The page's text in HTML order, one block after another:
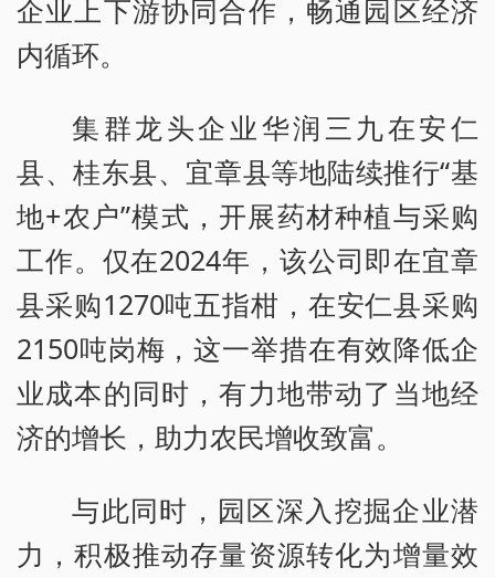
企业上下游协同合作，畅通园区经济
内循环。
集群龙头企业华润三九在安仁
县、桂东县、宜章县等地陆续推行“基
地+农户”模式，开展药材种植与采购
工作。仅在2024年，该公司即在宜章
县采购1270吨五指柑，在安仁县采购
2150吨岗梅，这一举措在有效降低企
业成本的同时，有力地带动了当地经
济的增长，助力农民增收致富。
与此同时，园区深入挖掘企业潜
力，积极推动存量资源转化为增量效